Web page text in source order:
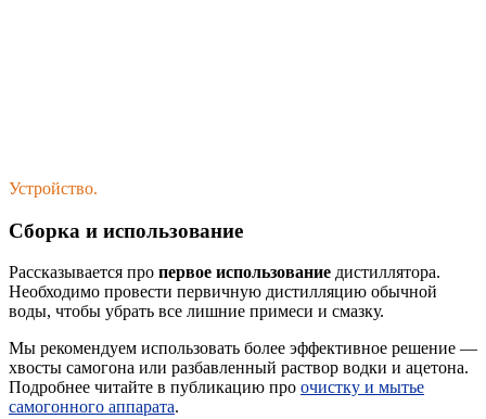
Устройство.
Сборка и использование
Рассказывается про первое использование дистиллятора.
Необходимо провести первичную дистилляцию обычной
воды, чтобы убрать все лишние примеси и смазку.
Мы рекомендуем использовать более эффективное решение —
хвосты самогона или разбавленный раствор водки и ацетона.
Подробнее читайте в публикацию про очистку и мытье
самогонного аппарата.